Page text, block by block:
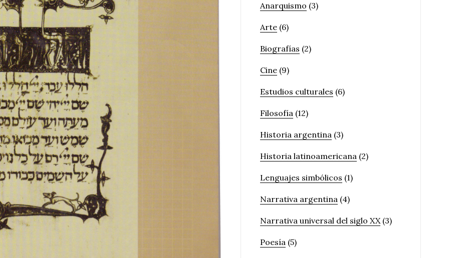
Anarquismo (3)
Arte (6)
Biografías (2)
Cine (9)
Estudios culturales (6)
Filosofía (12)
Historia argentina (3)
Historia latinoamericana (2)
Lenguajes simbólicos (1)
Narrativa argentina (4)
Narrativa universal del siglo XX(3)
Poesía (5)